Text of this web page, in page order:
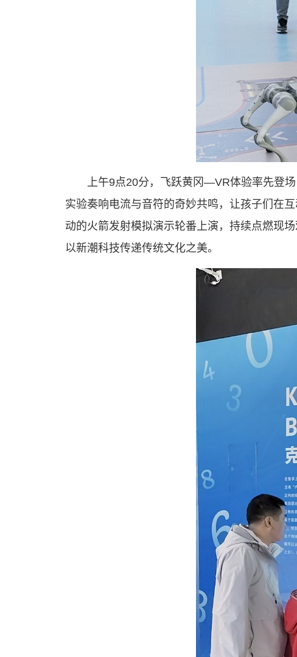
上午9点20分，飞跃黄冈—VR体验率先登
实验奏响电流与音符的奇妙共鸣，让孩子们在
动的火箭发射模拟演示轮番上演，持续点燃现
以新潮科技传递传统文化之美。